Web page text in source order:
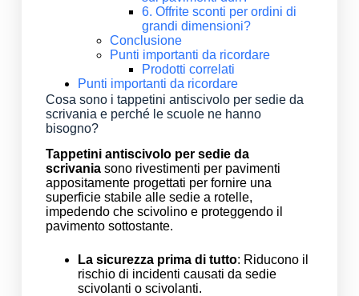
6. Offrite sconti per ordini di
grandi dimensioni?
Conclusione
Punti importanti da ricordare
Prodotti correlati
Punti importanti da ricordare
Cosa sono i tappetini antiscivolo per sedie da
scrivania e perché le scuole ne hanno
bisogno?
Tappetini antiscivolo per sedie da
scrivaniasono rivestimenti per pavimenti
appositamente progettati per fornire una
superficie stabile alle sedie a rotelle,
impedendo che scivolino e proteggendo il
pavimento sottostante.
La sicurezza prima di tutto: Riducono il
rischio di incidenti causati da sedie
scivolanti o scivolanti.